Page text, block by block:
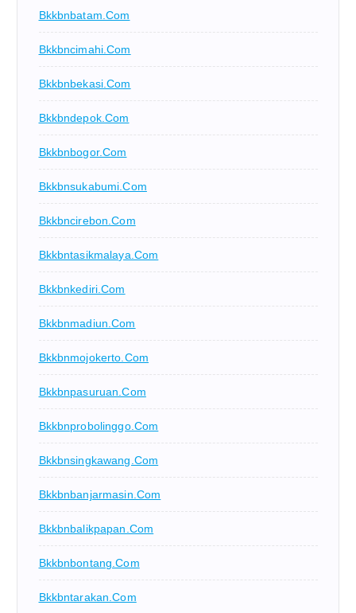
Bkkbnbatam.com
Bkkbncimahi.com
Bkkbnbekasi.com
Bkkbndepok.com
Bkkbnbogor.com
Bkkbnsukabumi.com
Bkkbncirebon.com
Bkkbntasikmalaya.com
Bkkbnkediri.com
Bkkbnmadiun.com
Bkkbnmojokerto.com
Bkkbnpasuruan.com
Bkkbnprobolinggo.com
Bkkbnsingkawang.com
Bkkbnbanjarmasin.com
Bkkbnbalikpapan.com
Bkkbnbontang.com
Bkkbntarakan.com